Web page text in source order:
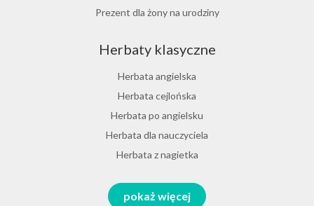
Herbata z cynamonem
Prezent dla żony na urodziny
Prezent dla dziewczyny na urodziny
Prezent dla koleżanki na urodziny
Prezent dla mamy na urodziny
Prezent dla taty na urodziny
Prezent dla męża na urodziny
Prezent dla przyjaciela na urodziny
Herbaty klasyczne
Herbata angielska
Herbata cejlońska
Herbata po angielsku
Herbata dla nauczyciela
Herbata z nagietka
Melisa herbata
Zestawy na różne okazje
pokaż więcej